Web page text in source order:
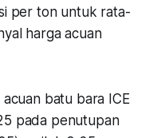
per ton untuk rata-
harga acuan
batu bara ICE
pada penutupan